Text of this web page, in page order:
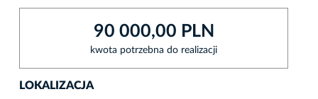
90 000,00 PLN
kwota potrzebna do realizacji
LOKALIZACJA